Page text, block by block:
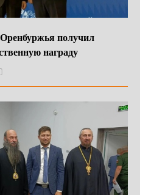
получил
награду